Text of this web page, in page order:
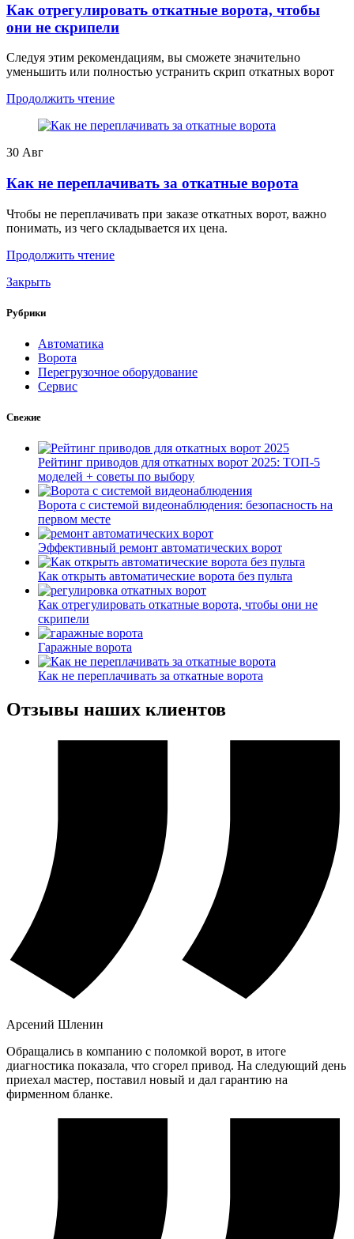
Как отрегулировать откатные ворота, чтобы
они не скрипели
Следуя этим рекомендациям, вы сможете значительно
уменьшить или полностью устранить скрип откатных ворот
Продолжить чтение
30 Авг
Как не переплачивать за откатные ворота
Чтобы не переплачивать при заказе откатных ворот, важно
понимать, из чего складывается их цена.
Продолжить чтение
Закрыть
Рубрики
Автоматика
Ворота
Перегрузочное оборудование
Сервис
Свежие
Рейтинг приводов для откатных ворот 2025: ТОП-5
моделей + советы по выбору
Ворота с системой видеонаблюдения: безопасность на
первом месте
Эффективный ремонт автоматических ворот
Как открыть автоматические ворота без пульта
Как отрегулировать откатные ворота, чтобы они не
скрипели
Гаражные ворота
Как не переплачивать за откатные ворота
Отзывы наших клиентов
Арсений Шленин
Обращались в компанию с поломкой ворот, в итоге
диагностика показала, что сгорел привод. На следующий день
приехал мастер, поставил новый и дал гарантию на
фирменном бланке.